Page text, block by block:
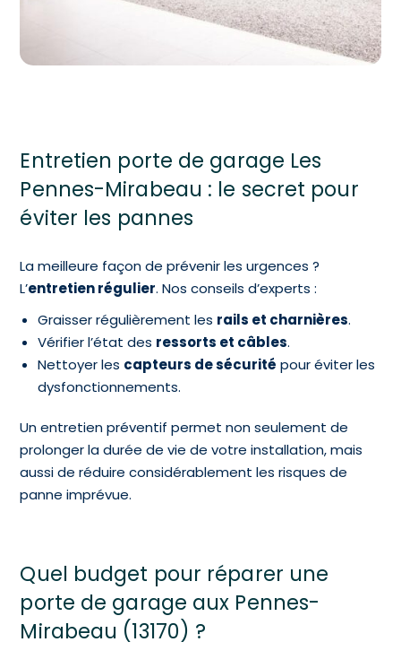
Entretien porte de garage Les
Pennes-Mirabeau : le secret pour
éviter les pannes
La meilleure façon de prévenir les urgences ?
L’entretien régulier. Nos conseils d’experts :
Graisser régulièrement les rails et charnières.
Vérifier l’état des ressorts et câbles.
Nettoyer les capteurs de sécurité pour éviter les
dysfonctionnements.
Un entretien préventif permet non seulement de
prolonger la durée de vie de votre installation, mais
aussi de réduire considérablement les risques de
panne imprévue.
Quel budget pour réparer une
porte de garage aux Pennes-
Mirabeau (13170) ?